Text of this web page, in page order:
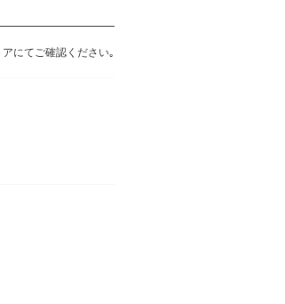
にてご確認ください｡